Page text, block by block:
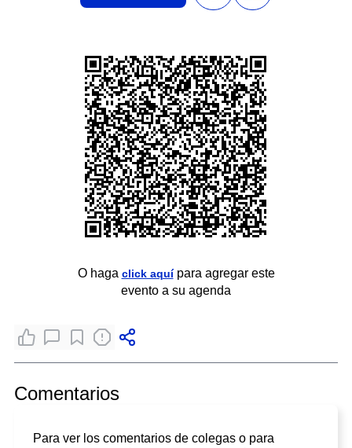
O haga click aquípara agregar este
evento a su agenda
Comentarios
Para ver los comentarios de colegas o para